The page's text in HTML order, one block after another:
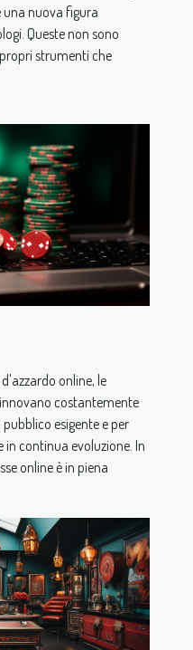
nuova figura
Queste non sono
strumenti che
online, le
costantemente
esigente e per
continua evoluzione. In
online è in piena